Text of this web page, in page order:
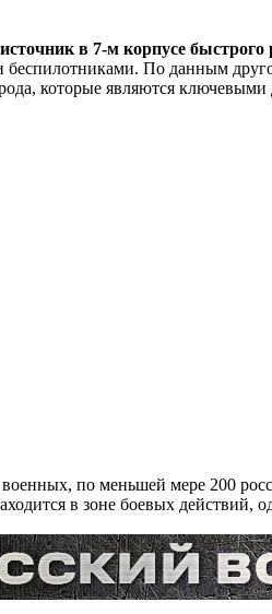
в 7-м корпусе
По данным
которые являются
по меньшей мере 200
в зоне боевых действий,